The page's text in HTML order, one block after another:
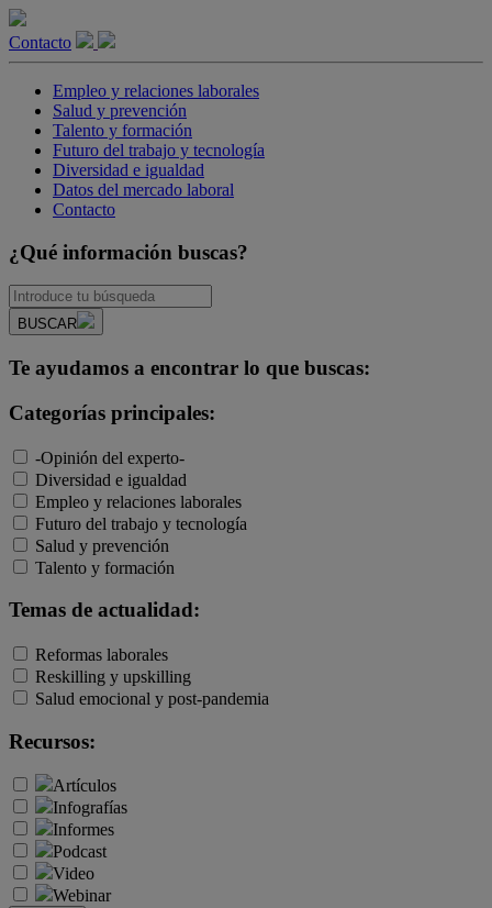
Contacto
Empleo y relaciones laborales
Salud y prevención
Talento y formación
Futuro del trabajo y tecnología
Diversidad e igualdad
Datos del mercado laboral
Contacto
¿Qué información buscas?
BUSCAR
Te ayudamos a encontrar lo que buscas:
Categorías principales:
-Opinión del experto-
Diversidad e igualdad
Empleo y relaciones laborales
Futuro del trabajo y tecnología
Salud y prevención
Talento y formación
Temas de actualidad:
Reformas laborales
Reskilling y upskilling
Salud emocional y post-pandemia
Recursos:
Artículos
Infografías
Informes
Podcast
Video
Webinar